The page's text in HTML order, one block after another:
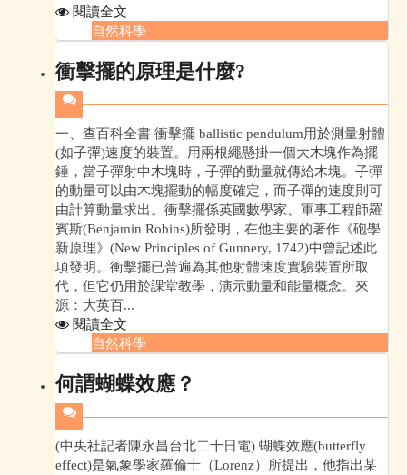
閱讀全文
自然科學
衝擊擺的原理是什麼?
一、查百科全書 衝擊擺 ballistic pendulum用於測量射體
(如子彈)速度的裝置。用兩根繩懸掛一個大木塊作為擺
錘，當子彈射中木塊時，子彈的動量就傳給木塊。子彈
的動量可以由木塊擺動的幅度確定，而子彈的速度則可
由計算動量求出。衝擊擺係英國數學家、軍事工程師羅
賓斯(Benjamin Robins)所發明，在他主要的著作《砲學
新原理》(New Principles of Gunnery, 1742)中曾記述此
項發明。衝擊擺已普遍為其他射體速度實驗裝置所取
代，但它仍用於課堂教學，演示動量和能量概念。來
源：大英百...
閱讀全文
自然科學
何謂蝴蝶效應？
(中央社記者陳永昌台北二十日電) 蝴蝶效應(butterfly
effect)是氣象學家羅倫士（Lorenz）所提出，他指出某